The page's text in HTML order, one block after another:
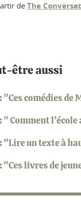
de The
être aussi
comédies de
" Comment
"Lire un texte à
"Ces livres de